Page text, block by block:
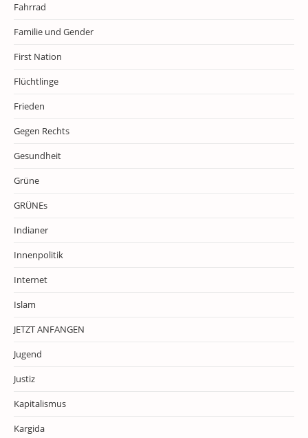
Fahrrad
Familie und Gender
First Nation
Flüchtlinge
Frieden
Gegen Rechts
Gesundheit
Grüne
GRÜNEs
Indianer
Innenpolitik
Internet
Islam
JETZT ANFANGEN
Jugend
Justiz
Kapitalismus
Kargida